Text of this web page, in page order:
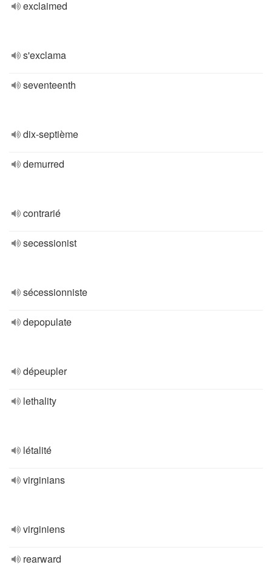
exclaimed
s'exclama
seventeenth
dix-septième
demurred
contrarié
secessionist
sécessionniste
depopulate
dépeupler
lethality
létalité
virginians
virginiens
rearward